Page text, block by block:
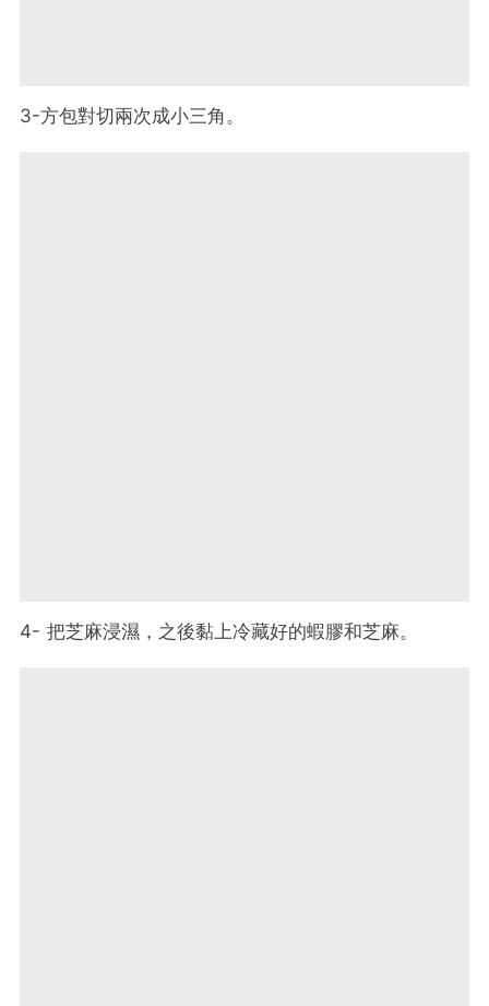
3-方包對切兩次成小三角。
4- 把芝麻浸濕，之後黏上冷藏好的蝦膠和芝麻。